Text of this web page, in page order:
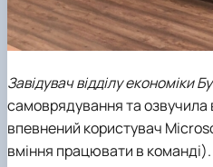
Завідувач відділу економіки
самоврядування та озвучила
впевнений користувач
вміння працювати в команді).